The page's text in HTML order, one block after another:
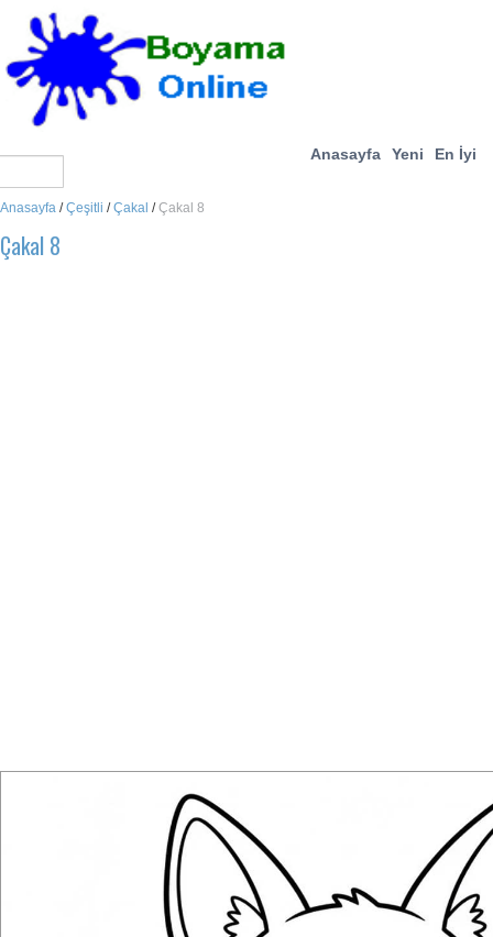
Anasayfa Yeni En İyi
Anasayfa /Çeşitli /Çakal /Çakal 8
Çakal 8